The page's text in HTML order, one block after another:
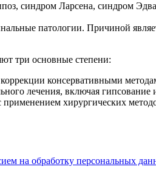
синдром Ларсена, синдром
патологии. Причиной
три основные степени:
консервативными
лечения, включая
хирургических
на обработку персональных